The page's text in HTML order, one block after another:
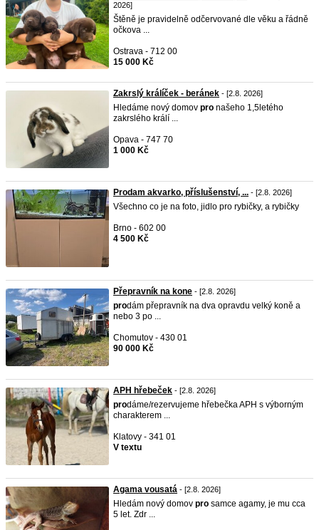
2026]
Štěně je pravidelně odčervované dle věku a řádně
očkova ...
Ostrava - 712 00
15 000 Kč
Zakrslý králíček - beránek - [2.8. 2026]
Hledáme nový domov pro našeho 1,5letého
zakrslého králí ...
Opava - 747 70
1 000 Kč
Prodam akvarko, příslušenství, ... - [2.8. 2026]
Všechno co je na foto, jidlo pro rybičky, a rybičky
Brno - 602 00
4 500 Kč
Přepravník na kone - [2.8. 2026]
prodám přepravník na dva opravdu velký koně a
nebo 3 po ...
Chomutov - 430 01
90 000 Kč
APH hřebeček - [2.8. 2026]
prodáme/rezervujeme hřebečka APH s výborným
charakterem ...
Klatovy - 341 01
V textu
Agama vousatá - [2.8. 2026]
Hledám nový domov pro samce agamy, je mu cca
5 let. Zdr ...